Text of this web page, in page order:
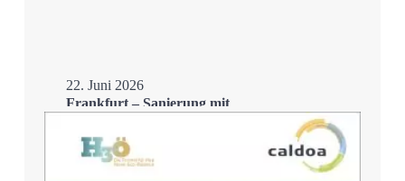
22. Juni 2026
Frankfurt – Sanierung mit
Mehr